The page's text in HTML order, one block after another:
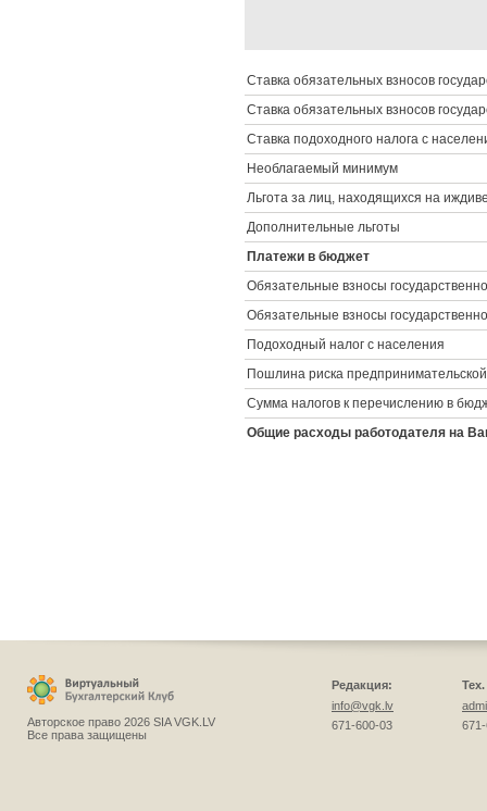
Ставка обязательных взносов
Ставка обязательных взносов
Ставка подоходного налога с
Необлагаемый минимум
Льгота за лиц, находящихся на
Дополнительные льготы
Платежи в бюджет
Обязательные взносы
Обязательные взносы
Подоходный налог с населения
Пошлина риска
Сумма налогов к перечислению в
Общие расходы работодателя на
Авторское право 2026 SIA VGK.LV
Все права защищены
Редакция:
info@vgk.lv
671-600-03